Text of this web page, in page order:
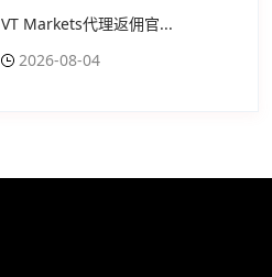
VT Markets代理返佣官...
2026-08-04